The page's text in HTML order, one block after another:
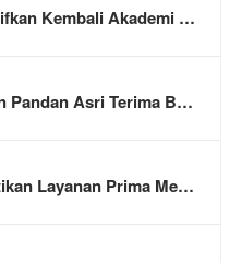
Kembali Akademi …
Pandan Asri Terima B…
Layanan Prima Me…